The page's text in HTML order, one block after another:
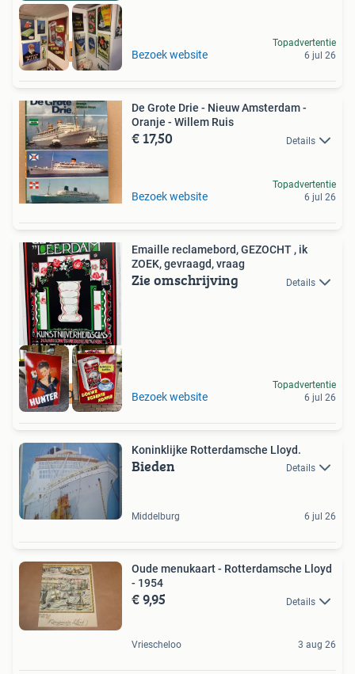
RECLAMEBORDEN Bezoek website
Topadvertentie
6 jul 26
De Grote Drie - Nieuw Amsterdam -
Oranje - Willem Ruis
€ 17,50 Details
Bezoek website
Topadvertentie
6 jul 26
GEZOCHT
Emaille reclamebord, GEZOCHT , ik
ZOEK, gevraagd, vraag
Zie omschrijving Details
Bezoek website
Topadvertentie
6 jul 26
Koninklijke Rotterdamsche Lloyd.
Bieden Details
Middelburg 6 jul 26
Oude menukaart - Rotterdamsche Lloyd
- 1954
€ 9,95 Details
Vriescheloo 3 aug 26